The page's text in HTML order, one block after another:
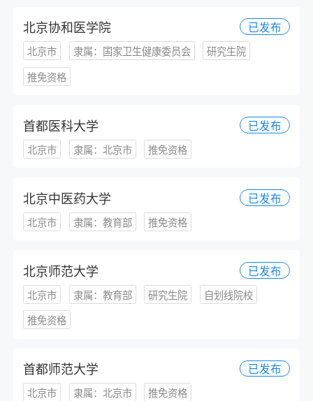
北京协和医学院 已发布
北京市 隶属：国家卫生健康委员会
研究生院
推免资格
首都医科大学 已发布
北京市 隶属：北京市 推免资格
北京中医药大学 已发布
北京市 隶属：教育部 推免资格
北京师范大学 已发布
北京市 隶属：教育部 研究生院
自划线院校
推免资格
首都师范大学 已发布
北京市 隶属：北京市 推免资格